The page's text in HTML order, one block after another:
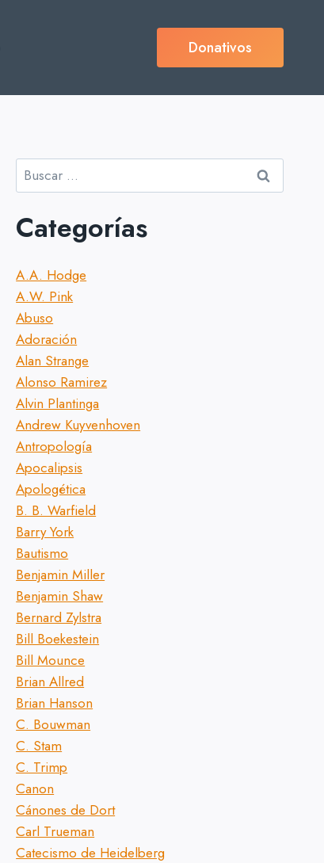
Donativos
Buscar:
Categorías
A.A. Hodge
A.W. Pink
Abuso
Adoración
Alan Strange
Alonso Ramirez
Alvin Plantinga
Andrew Kuyvenhoven
Antropología
Apocalipsis
Apologética
B. B. Warfield
Barry York
Bautismo
Benjamin Miller
Benjamin Shaw
Bernard Zylstra
Bill Boekestein
Bill Mounce
Brian Allred
Brian Hanson
C. Bouwman
C. Stam
C. Trimp
Canon
Cánones de Dort
Carl Trueman
Catecismo de Heidelberg